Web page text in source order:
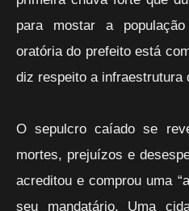
para mostar a
oratória do prefeito está
diz respeito a infraestrutura
O sepulcro caíado se
mortes, prejuízos e
acreditou e comprou uma
seu mandatário. Uma